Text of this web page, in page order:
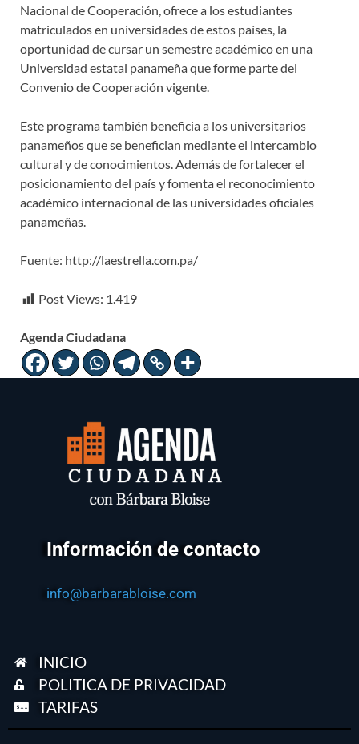
Nacional de Cooperación, ofrece a los estudiantes
matriculados en universidades de estos países, la
oportunidad de cursar un semestre académico en una
Universidad estatal panameña que forme parte del
Convenio de Cooperación vigente.
Este programa también beneficia a los universitarios
panameños que se benefician mediante el intercambio
cultural y de conocimientos. Además de fortalecer el
posicionamiento del país y fomenta el reconocimiento
académico internacional de las universidades oficiales
panameñas.
Fuente: http://laestrella.com.pa/
Post Views: 1.419
Agenda Ciudadana
Información de contacto
info@barbarabloise.com
INICIO
POLITICA DE PRIVACIDAD
TARIFAS